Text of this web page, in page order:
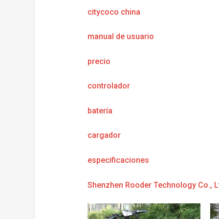
citycoco china
manual de usuario
precio
controlador
batería
cargador
especificaciones
Shenzhen Rooder Technology Co.,